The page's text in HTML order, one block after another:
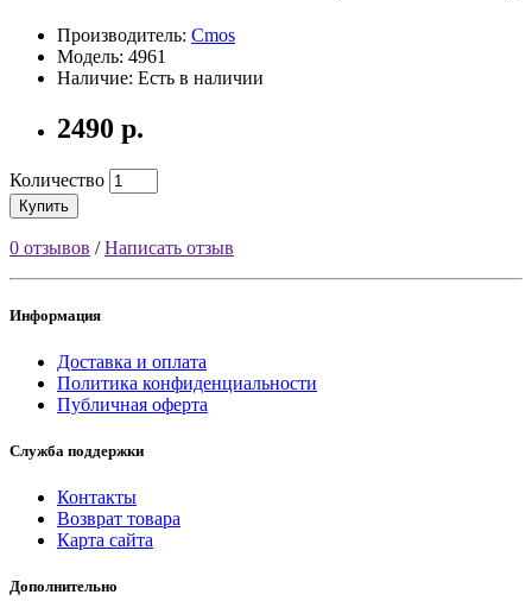
Производитель: Cmos
Модель: 4961
Наличие: Есть в наличии
2490 р.
Количество
Купить
0 отзывов /Написать отзыв
Информация
Доставка и оплата
Политика конфиденциальности
Публичная оферта
Служба поддержки
Контакты
Возврат товара
Карта сайта
Дополнительно